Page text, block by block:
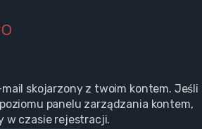
skojarzony z twoim kontem. Jeśli
panelu zarządzania kontem,
w czasie rejestracji.